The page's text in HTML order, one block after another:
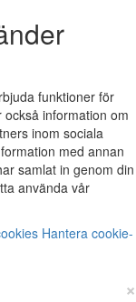
funktioner för
information om
inom sociala
med annan
samlat in genom din
använda vår
Hantera cookie-
×